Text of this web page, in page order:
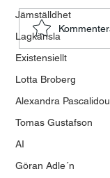
Jämställdhet
Lagkänsla
Existensiellt
Lotta Broberg
Alexandra Pascalidou
Tomas Gustafson
AI
Göran Adle´n